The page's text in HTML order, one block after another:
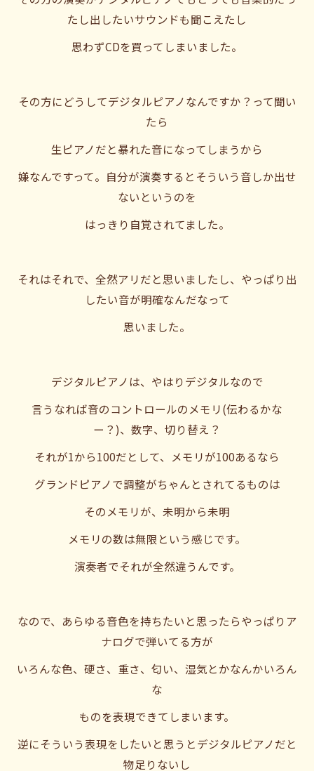
たし出したいサウンドも聞こえたし
思わずCDを買ってしまいました。
その方にどうしてデジタルピアノなんですか？って聞い
たら
生ピアノだと暴れた音になってしまうから
嫌なんですって。自分が演奏するとそういう音しか出せ
ないというのを
はっきり自覚されてました。
それはそれで、全然アリだと思いましたし、やっぱり出
したい音が明確なんだなって
思いました。
デジタルピアノは、やはりデジタルなので
言うなれば音のコントロールのメモリ(伝わるかな
ー？)、数字、切り替え？
それが1から100だとして、メモリが100あるなら
グランドピアノで調整がちゃんとされてるものは
そのメモリが、未明から未明
メモリの数は無限という感じです。
演奏者でそれが全然違うんです。
なので、あらゆる音色を持ちたいと思ったらやっぱりア
ナログで弾いてる方が
いろんな色、硬さ、重さ、匂い、湿気とかなんかいろん
な
ものを表現できてしまいます。
逆にそういう表現をしたいと思うとデジタルピアノだと
物足りないし